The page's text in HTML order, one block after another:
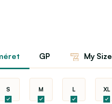
GP My Size
S M L XL